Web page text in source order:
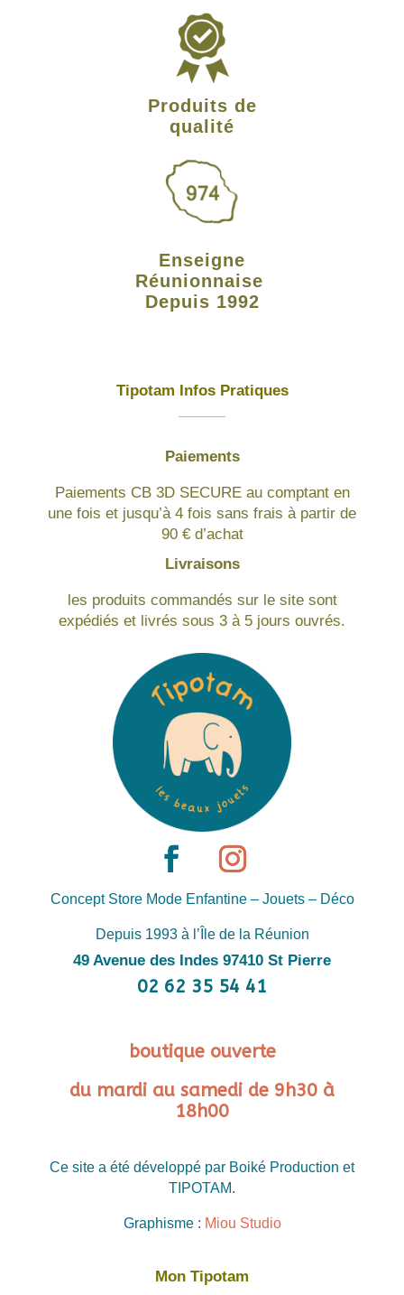
Produits de
qualité
Enseigne
Réunionnaise
Depuis 1992
Tipotam Infos Pratiques
Paiements
Paiements CB 3D SECURE au comptant en
une fois et jusqu’à 4 fois sans frais à partir de
90 € d’achat
Livraisons
les produits commandés sur le site sont
expédiés et livrés sous 3 à 5 jours ouvrés.
Concept Store Mode Enfantine – Jouets – Déco
Depuis 1993 à l’Île de la Réunion
49 Avenue des Indes 97410 St Pierre
02 62 35 54 41
boutique ouverte
du mardi au samedi de 9h30 à
18h00
Ce site a été développé par Boiké Production et
TIPOTAM.
Graphisme : Miou Studio
Mon Tipotam